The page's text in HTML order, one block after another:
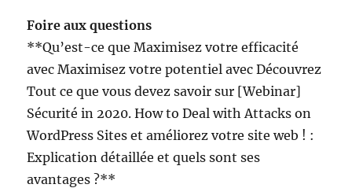
Foire aux questions
**Qu’est-ce que Maximisez votre efficacité
avec Maximisez votre potentiel avec Découvrez
Tout ce que vous devez savoir sur [Webinar]
Sécurité in 2020. How to Deal with Attacks on
WordPress Sites et améliorez votre site web ! :
Explication détaillée et quels sont ses
avantages ?**